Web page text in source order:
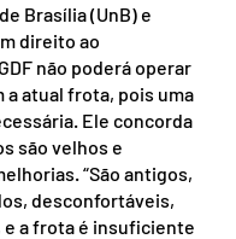
Brasília (UnB) e
direito ao
não poderá operar
a atual frota, pois uma
Ele concorda
são velhos e
“São antigos,
desconfortáveis,
a frota é insuficiente